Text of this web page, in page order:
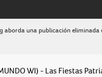
aborda una publicación eliminada
WI) - Las Fiestas